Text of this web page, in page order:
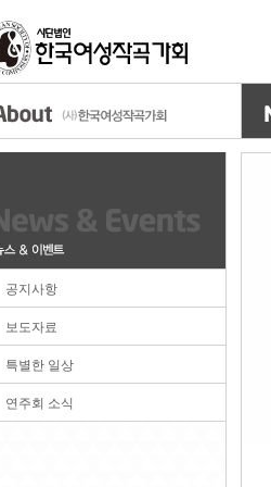
공지사항
보도자료
특별한 일상
연주회 소식